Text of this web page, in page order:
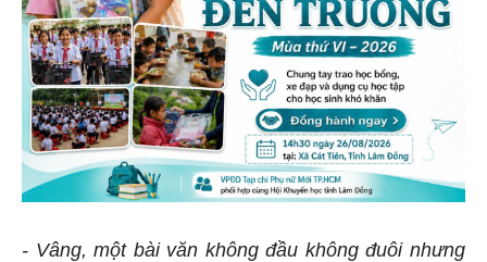
- Vâng, một bài văn không đầu không đuôi nhưng